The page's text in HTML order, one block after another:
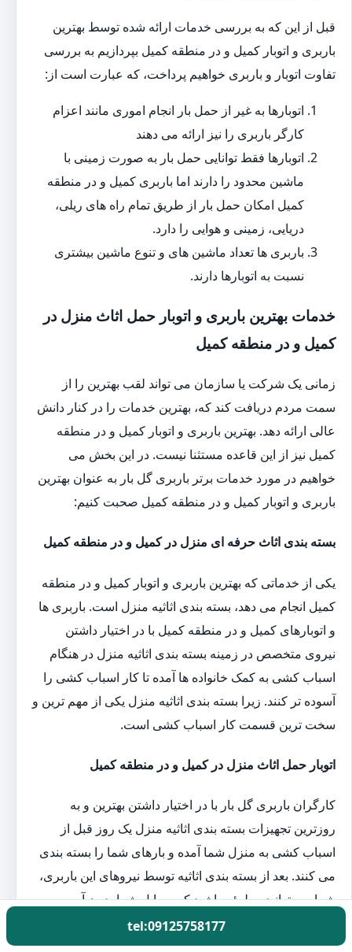
قبل از این که به بررسی خدمات ارائه شده توسط بهترین
باربری و اتوبار کمیل و در منطقه کمیل بپردازیم به بررسی
تفاوت اتوبار و باربری خواهیم پرداخت، که عبارت است از:
اتوبارها به غیر از حمل بار انجام اموری مانند اعزام
کارگر باربری را نیز ارائه می دهند
اتوبارها فقط توانایی حمل بار به صورت زمینی با
ماشین محدود را دارند اما باربری کمیل و در منطقه
کمیل امکان حمل بار از طریق تمام راه های ریلی،
دریایی، زمینی و هوایی را دارد.
باربری ها تعداد ماشین های و تنوع ماشین بیشتری
نسبت به اتوبارها دارند.
خدمات بهترین باربری و اتوبار حمل اثاث منزل در
کمیل و در منطقه کمیل
زمانی یک شرکت یا سازمان می تواند لقب بهترین را از
سمت مردم دریافت کند که، بهترین خدمات را در کنار دانش
عالی ارائه دهد. بهترین باربری و اتوبار کمیل و در منطقه
کمیل نیز از این قاعده مستثنا نیست. در این بخش می
خواهیم در مورد خدمات برتر باربری گل بار به عنوان بهترین
باربری و اتوبار کمیل و در منطقه کمیل صحبت کنیم:
بسته بندی اثاث حرفه ای منزل در کمیل و در منطقه کمیل
یکی از خدماتی که بهترین باربری و اتوبار کمیل و در منطقه
کمیل انجام می دهد، بسته بندی اثاثیه منزل است. باربری ها
و اتوبارهای کمیل و در منطقه کمیل با در اختیار داشتن
نیروی متخصص در زمینه بسته بندی اثاثیه منزل در هنگام
اسباب کشی به کمک خانواده ها آمده تا کار اسباب کشی را
آسوده تر کنند. زیرا بسته بندی اثاثیه منزل یکی از مهم ترین و
سخت ترین قسمت کار اسباب کشی است.
اتوبار حمل اثاث منزل در کمیل و در منطقه کمیل
کارگران باربری گل بار با در اختیار داشتن بهترین و به
روزترین تجهیزات بسته بندی اثاثیه منزل یک روز قبل از
اسباب کشی به منزل شما آمده و بارهای شما را بسته بندی
می کنند. بعد از بسته بندی اثاثیه توسط نیروهای این باربری،
شما می توانید مطمئن باشید که وسایل شما بدون آسیب به
tel:09125758177